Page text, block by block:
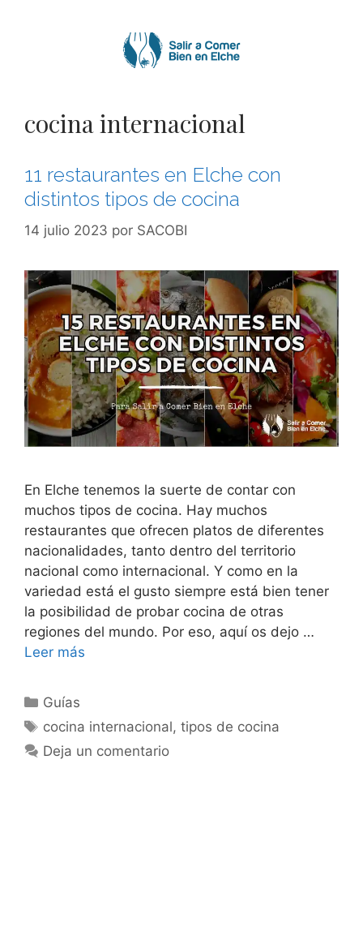
cocina internacional
11 restaurantes en Elche con
distintos tipos de cocina
14 julio 2023 por SACOBI
En Elche tenemos la suerte de contar con
muchos tipos de cocina. Hay muchos
restaurantes que ofrecen platos de diferentes
nacionalidades, tanto dentro del territorio
nacional como internacional. Y como en la
variedad está el gusto siempre está bien tener
la posibilidad de probar cocina de otras
regiones del mundo. Por eso, aquí os dejo …
Leer más
Categorías
Guías
Etiquetas
cocina internacional,tipos de cocina
Deja un comentario